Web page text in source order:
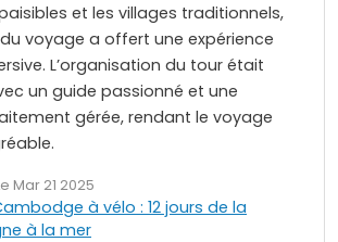
et les villages traditionnels,
voyage a offert une expérience
L’organisation du tour était
un guide passionné et une
gérée, rendant le voyage
Mar 21 2025
à vélo : 12 jours de la
à la mer